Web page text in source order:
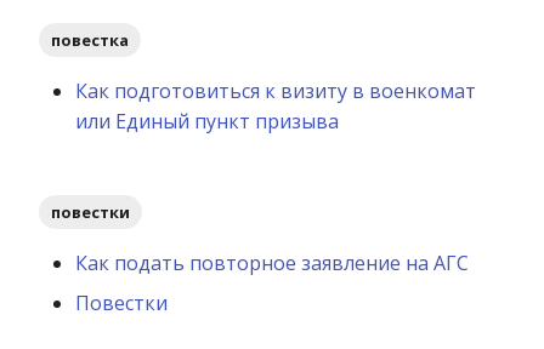
повестка
Как подготовиться к визиту в военкомат
или Единый пункт призыва
повестки
Как подать повторное заявление на АГС
Повестки